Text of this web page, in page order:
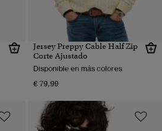
Jersey Preppy Cable Half Zip
Corte Ajustado
Disponible en más colores
€ 79,99